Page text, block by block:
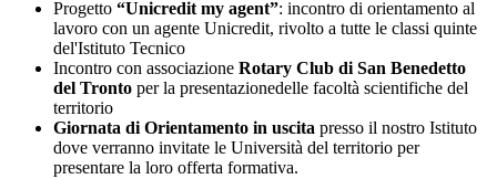
Progetto “Unicredit my agent”: incontro di orientamento al
lavoro con un agente Unicredit, rivolto a tutte le classi quinte
del'Istituto Tecnico
Incontro con associazione Rotary Club di San Benedetto
del Tronto per la presentazionedelle facoltà scientifiche del
territorio
Giornata di Orientamento in uscita presso il nostro Istituto
dove verranno invitate le Università del territorio per
presentare la loro offerta formativa.